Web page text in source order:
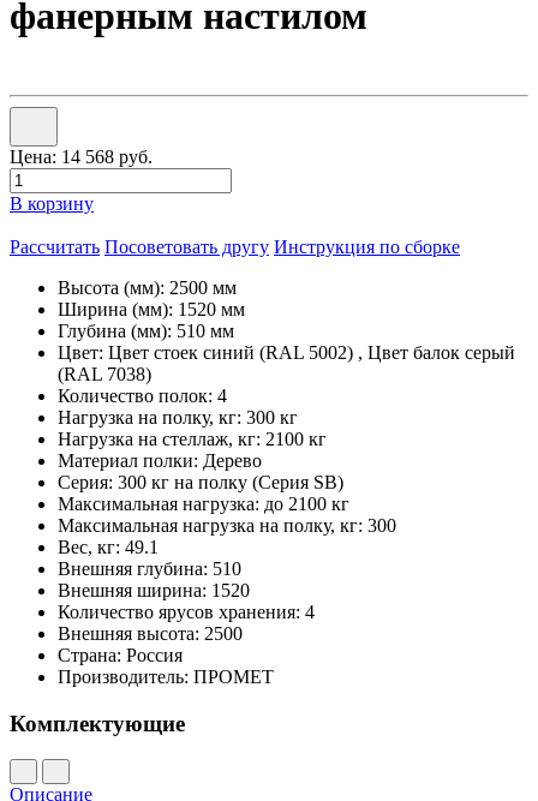
фанерным настилом
Цена: 14 568 руб.
В корзину
Рассчитать Посоветовать другу Инструкция по сборке
Высота (мм): 2500 мм
Ширина (мм): 1520 мм
Глубина (мм): 510 мм
Цвет: Цвет стоек синий (RAL 5002) , Цвет балок серый
(RAL 7038)
Количество полок: 4
Нагрузка на полку, кг: 300 кг
Нагрузка на стеллаж, кг: 2100 кг
Материал полки: Дерево
Серия: 300 кг на полку (Серия SB)
Максимальная нагрузка: до 2100 кг
Максимальная нагрузка на полку, кг: 300
Вес, кг: 49.1
Внешняя глубина: 510
Внешняя ширина: 1520
Количество ярусов хранения: 4
Внешняя высота: 2500
Страна: Россия
Производитель: ПРОМЕТ
Комплектующие
Описание